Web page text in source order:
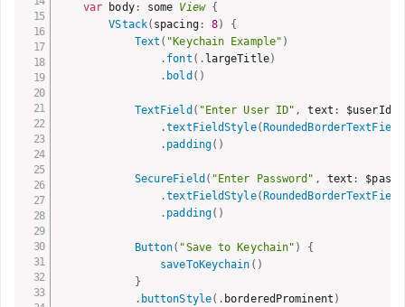
var body: some View {
VStack( spacing: 8)
{
Text ( "Keychain Example" )
. font ( . largeTitle)
. bold ( )
TextField ( "Enter User ID" , text : $userId
.textFieldStyle(
. padding( )
SecureField ( "Enter Password" , text :
.textFieldStyle(
. padding( )
Button( "Save to Keychain" )
{
saveToKeychain ( )
}
. buttonStyle( . borderedProminent )